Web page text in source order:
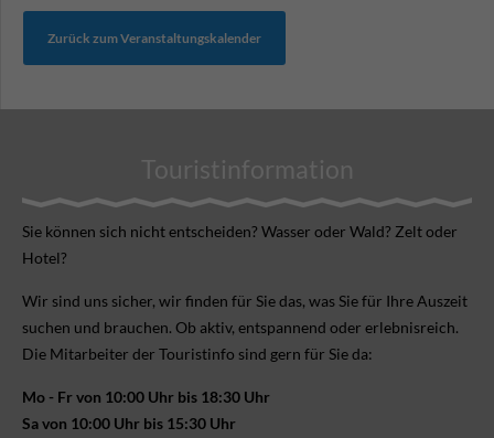
Zurück zum Veranstaltungskalender
Touristinformation
Sie können sich nicht ent­scheiden? Wasser oder Wald? Zelt oder
Hotel?
Wir sind uns sicher, wir finden für Sie das, was Sie für Ihre Aus­zeit
suchen und brauchen. Ob aktiv, ent­spannend oder erlebnis­reich.
Die Mitarbeiter der Touristinfo sind gern für Sie da:
Mo - Fr von 10:00 Uhr bis 18:30 Uhr
Sa von 10:00 Uhr bis 15:30 Uhr